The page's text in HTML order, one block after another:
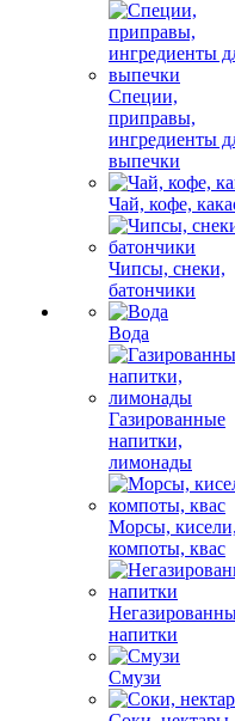
Специи,
приправы,
ингредиенты
выпечки
Чай, кофе,
Чипсы, снеки,
батончики
Вода
Газированные
напитки,
лимонады
Морсы, кисели,
компоты, квас
напитки
Смузи